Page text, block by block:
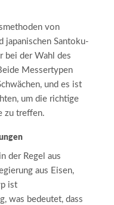
von
japanischen Santoku-
bei der Wahl des
Messertypen
und es ist
um die richtige
zu treffen.
der Regel aus
aus Eisen,
ist
was bedeutet, dass